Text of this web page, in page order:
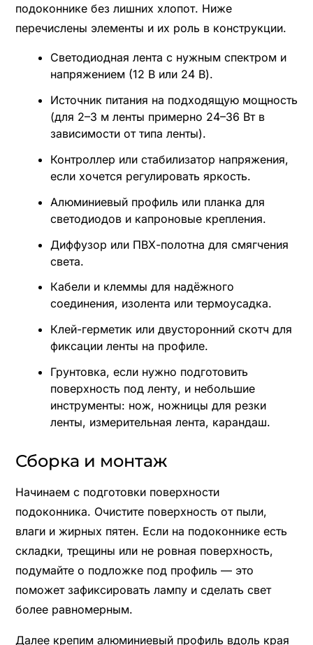
подоконнике без лишних хлопот. Ниже
перечислены элементы и их роль в конструкции.
Светодиодная лента с нужным спектром и
напряжением (12 В или 24 В).
Источник питания на подходящую мощность
(для 2–3 м ленты примерно 24–36 Вт в
зависимости от типа ленты).
Контроллер или стабилизатор напряжения,
если хочется регулировать яркость.
Алюминиевый профиль или планка для
светодиодов и капроновые крепления.
Диффузор или ПВХ-полотна для смягчения
света.
Кабели и клеммы для надёжного
соединения, изолента или термоусадка.
Клей-герметик или двусторонний скотч для
фиксации ленты на профиле.
Грунтовка, если нужно подготовить
поверхность под ленту, и небольшие
инструменты: нож, ножницы для резки
ленты, измерительная лента, карандаш.
Сборка и монтаж
Начинаем с подготовки поверхности
подоконника. Очистите поверхность от пыли,
влаги и жирных пятен. Если на подоконнике есть
складки, трещины или не ровная поверхность,
подумайте о подложке под профиль — это
поможет зафиксировать лампу и сделать свет
более равномерным.
Далее крепим алюминиевый профиль вдоль края